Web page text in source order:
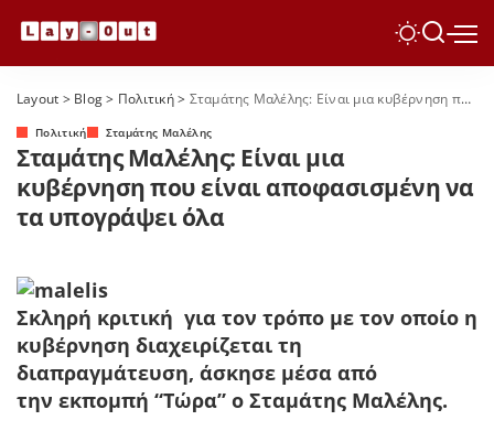
Layout > Blog> Πολιτική> Σταμάτης Μαλέλης: Είναι μια κυβέρνηση που είναι αποφασισμένη να τα υπογράψει όλα
Πολιτική Σταμάτης Μαλέλης
Σταμάτης Μαλέλης: Είναι μια
κυβέρνηση που είναι αποφασισμένη να
τα υπογράψει όλα
Σκληρή κριτική για τον τρόπο με τον οποίο η
κυβέρνηση διαχειρίζεται τη
διαπραγμάτευση, άσκησε μέσα από
την εκπομπή “Τώρα” ο Σταμάτης Μαλέλης.